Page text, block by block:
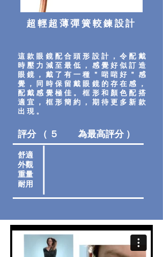
超輕超薄彈簧較鍊設計
這款眼鏡配合頭形設計，令配戴
時壓力減至最低，感覺好似訂造
眼鏡，戴了有一種＂啱啱好＂感
覺，同時保留戴眼鏡的存在感，
配戴感覺極佳。框形和顏色配搭
適宜，框形簡約，期待更多新款
出現。
評分 （ ５ 為最高評分 ）
舒適
外觀
重量
耐用